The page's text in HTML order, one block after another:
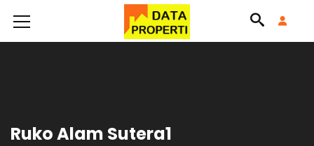
Ruko Alam Sutera1